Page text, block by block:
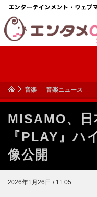
音楽 音楽ニュース
MISAMO、
『PLAY』ハ
像公開
2026年1月26日 / 11:05